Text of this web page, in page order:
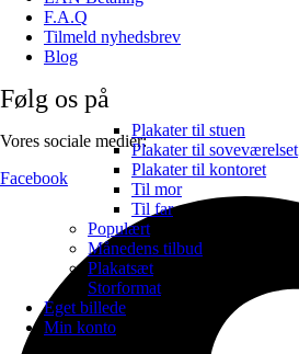
Plakater til stuen
Plakater til soveværelset
Plakater til kontoret
Til mor
Til far
Populært
Månedens tilbud
Plakatsæt
Storformat
Eget billede
Min konto
F.A.Q
Tilmeld nyhedsbrev
Blog
Følg os på
Vores sociale medier:
Facebook